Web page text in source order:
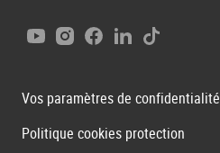
YoutubeInstagram
Facebook
LinkedIn
Tiktok
Vos paramètres de confidentialité
Politique cookies protection